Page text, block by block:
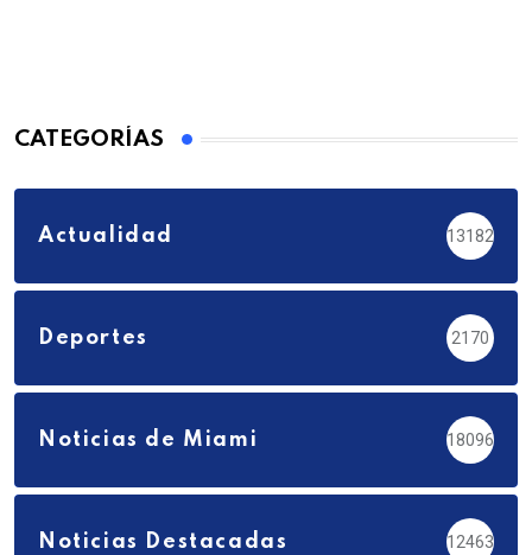
CATEGORÍAS
Actualidad 13182
Deportes 2170
Noticias de Miami 18096
Noticias Destacadas 12463